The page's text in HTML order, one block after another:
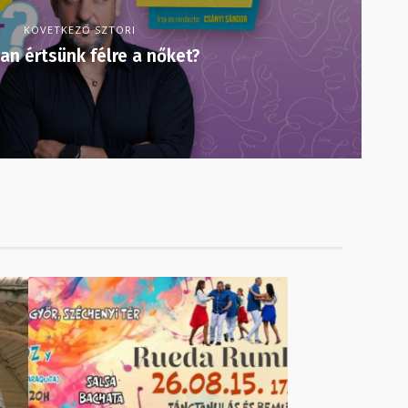
KÖVETKEZŐ SZTORI
értsünk félre a nőket?